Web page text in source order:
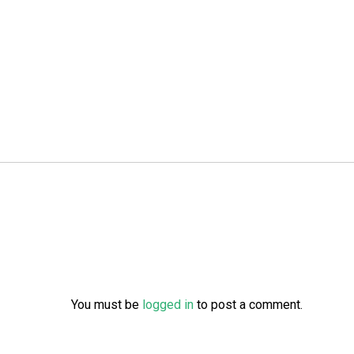
You must be logged in to post a comment.